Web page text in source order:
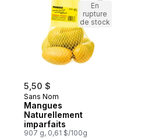
5,50 $
Sans Nom
Mangues
Naturellement
imparfaits
907 g, 0,61 $/100g
En
rupture
de stock